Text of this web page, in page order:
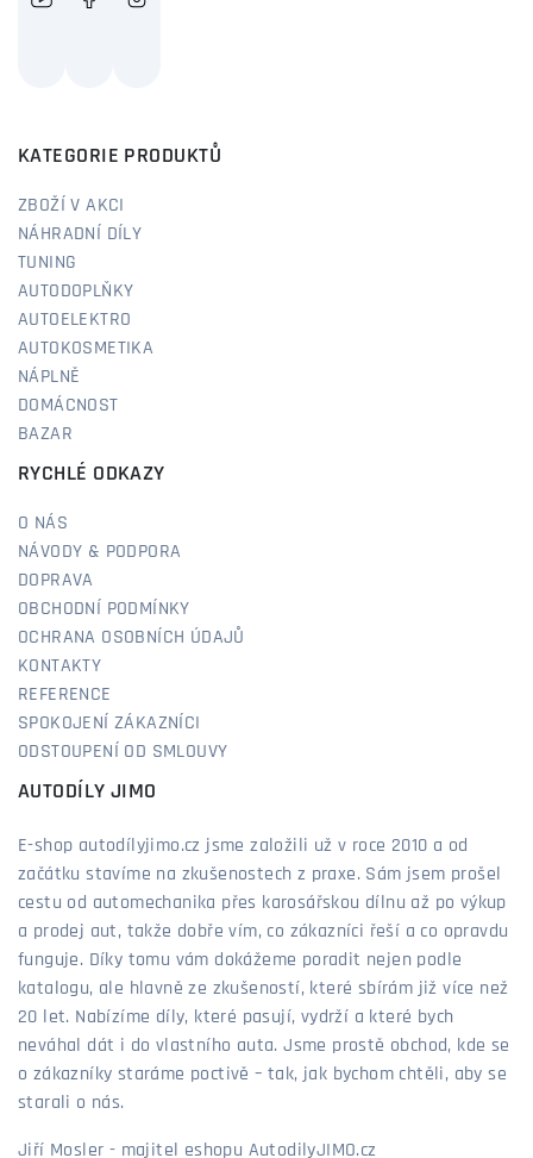
KATEGORIE PRODUKTŮ
ZBOŽÍ V AKCI
NÁHRADNÍ DÍLY
TUNING
AUTODOPLŇKY
AUTOELEKTRO
AUTOKOSMETIKA
NÁPLNĚ
DOMÁCNOST
BAZAR
RYCHLÉ ODKAZY
O NÁS
NÁVODY & PODPORA
DOPRAVA
OBCHODNÍ PODMÍNKY
OCHRANA OSOBNÍCH ÚDAJŮ
KONTAKTY
REFERENCE
SPOKOJENÍ ZÁKAZNÍCI
ODSTOUPENÍ OD SMLOUVY
AUTODÍLY JIMO
E-shop autodílyjimo.cz jsme založili už v roce 2010 a od
začátku stavíme na zkušenostech z praxe. Sám jsem prošel
cestu od automechanika přes karosářskou dílnu až po výkup
a prodej aut, takže dobře vím, co zákazníci řeší a co opravdu
funguje. Díky tomu vám dokážeme poradit nejen podle
katalogu, ale hlavně ze zkušeností, které sbírám již více než
20 let. Nabízíme díly, které pasují, vydrží a které bych
neváhal dát i do vlastního auta. Jsme prostě obchod, kde se
o zákazníky staráme poctivě – tak, jak bychom chtěli, aby se
starali o nás.
Jiří Mosler - majitel eshopu AutodilyJIMO.cz